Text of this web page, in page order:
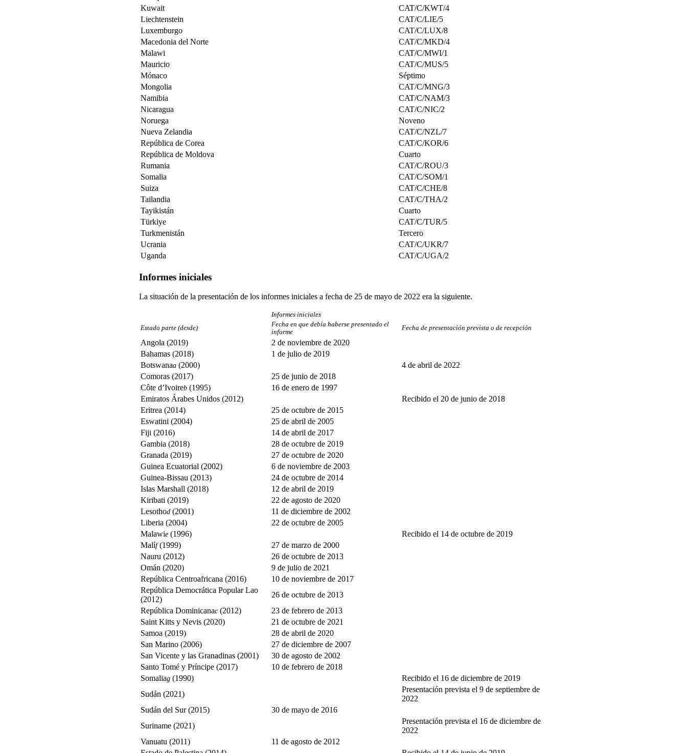
Kuwait
CAT/C/KWT/4
Liechtenstein
CAT/C/LIE/5
Luxemburgo
CAT/C/LUX/8
Macedonia del Norte
CAT/C/MKD/4
Malawi
CAT/C/MWI/1
Mauricio
CAT/C/MUS/5
Mónaco
Séptimo
Mongolia
CAT/C/MNG/3
Namibia
CAT/C/NAM/3
Nicaragua
CAT/C/NIC/2
Noruega
Noveno
Nueva Zelandia
CAT/C/NZL/7
República de Corea
CAT/C/KOR/6
República de Moldova
Cuarto
Rumania
CAT/C/ROU/3
Somalia
CAT/C/SOM/1
Suiza
CAT/C/CHE/8
Tailandia
CAT/C/THA/2
Tayikistán
Cuarto
Türkiye
CAT/C/TUR/5
Turkmenistán
Tercero
Ucrania
CAT/C/UKR/7
Uganda
CAT/C/UGA/2
Informes iniciales
La situación de la presentación de los informes iniciales a fecha de 25 de mayo de 2022 era la siguiente.
Informes iniciales
Estado parte (desde)
Fecha en que debía haberse presentado el
informe
Fecha de presentación prevista o de recepción
Angola (2019)
2 de noviembre de 2020
Bahamas (2018)
1 de julio de 2019
Botswanaa (2000)
4 de abril de 2022
Comoras (2017)
25 de junio de 2018
Côte d’Ivoireb (1995)
16 de enero de 1997
Emiratos Árabes Unidos (2012)
Recibido el 20 de junio de 2018
Eritrea (2014)
25 de octubre de 2015
Eswatini (2004)
25 de abril de 2005
Fiji (2016)
14 de abril de 2017
Gambia (2018)
28 de octubre de 2019
Granada (2019)
27 de octubre de 2020
Guinea Ecuatorial (2002)
6 de noviembre de 2003
Guinea-Bissau (2013)
24 de octubre de 2014
Islas Marshall (2018)
12 de abril de 2019
Kiribati (2019)
22 de agosto de 2020
Lesothod (2001)
11 de diciembre de 2002
Liberia (2004)
22 de octubre de 2005
Malawie (1996)
Recibido el 14 de octubre de 2019
Malíf(1999)
27 de marzo de 2000
Nauru (2012)
26 de octubre de 2013
Omán (2020)
9 de julio de 2021
República Centroafricana (2016)
10 de noviembre de 2017
República Democrática Popular Lao
(2012)
26 de octubre de 2013
República Dominicanac (2012)
23 de febrero de 2013
Saint Kitts y Nevis (2020)
21 de octubre de 2021
Samoa (2019)
28 de abril de 2020
San Marino (2006)
27 de diciembre de 2007
San Vicente y las Granadinas (2001)
30 de agosto de 2002
Santo Tomé y Príncipe (2017)
10 de febrero de 2018
Somaliag (1990)
Recibido el 16 de diciembre de 2019
Sudán (2021)
Presentación prevista el 9 de septiembre de
2022
Sudán del Sur (2015)
30 de mayo de 2016
Suriname (2021)
Presentación prevista el 16 de diciembre de
2022
Vanuatu (2011)
11 de agosto de 2012